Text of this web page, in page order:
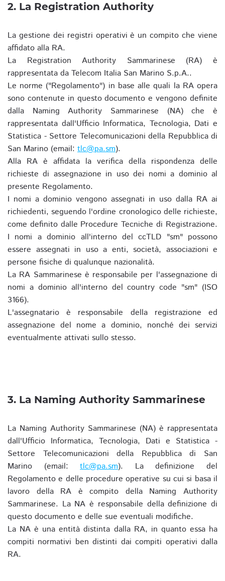
2. La Registration Authority
La gestione dei registri operativi è un compito che viene
affidato alla RA.
La Registration Authority Sammarinese (RA) è
rappresentata da Telecom Italia San Marino S.p.A..
Le norme ("Regolamento") in base alle quali la RA opera
sono contenute in questo documento e vengono definite
dalla Naming Authority Sammarinese (NA) che è
rappresentata dall'Ufficio Informatica, Tecnologia, Dati e
Statistica - Settore Telecomunicazioni della Repubblica di
San Marino (email: tlc@pa.sm).
Alla RA è affidata la verifica della rispondenza delle
richieste di assegnazione in uso dei nomi a dominio al
presente Regolamento.
I nomi a dominio vengono assegnati in uso dalla RA ai
richiedenti, seguendo l'ordine cronologico delle richieste,
come definito dalle Procedure Tecniche di Registrazione.
I nomi a dominio all'interno del ccTLD "sm" possono
essere assegnati in uso a enti, società, associazioni e
persone fisiche di qualunque nazionalità.
La RA Sammarinese è responsabile per l'assegnazione di
nomi a dominio all'interno del country code "sm" (ISO
3166).
L'assegnatario è responsabile della registrazione ed
assegnazione del nome a dominio, nonché dei servizi
eventualmente attivati sullo stesso.
3. La Naming Authority Sammarinese
La Naming Authority Sammarinese (NA) è rappresentata
dall'Ufficio Informatica, Tecnologia, Dati e Statistica -
Settore Telecomunicazioni della Repubblica di San
Marino (email:tlc@pa.sm). La definizione del
Regolamento e delle procedure operative su cui si basa il
lavoro della RA è compito della Naming Authority
Sammarinese. La NA è responsabile della definizione di
questo documento e delle sue eventuali modifiche.
La NA è una entità distinta dalla RA, in quanto essa ha
compiti normativi ben distinti dai compiti operativi dalla
RA.